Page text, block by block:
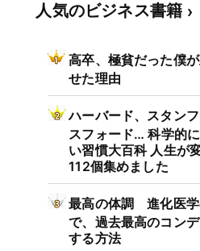
人気のビジネス書籍
高卒、極貧だった僕
せた理由
ハーバード、スタン
スフォード… 科学的
い習慣大百科 人生が
112個集めました
最高の体調 進化医学
で、過去最高のコン
する方法